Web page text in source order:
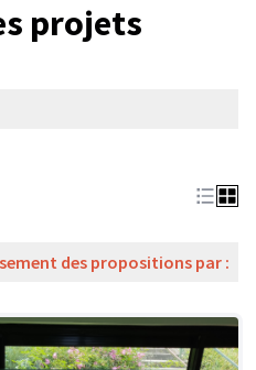
projets
des propositions par :